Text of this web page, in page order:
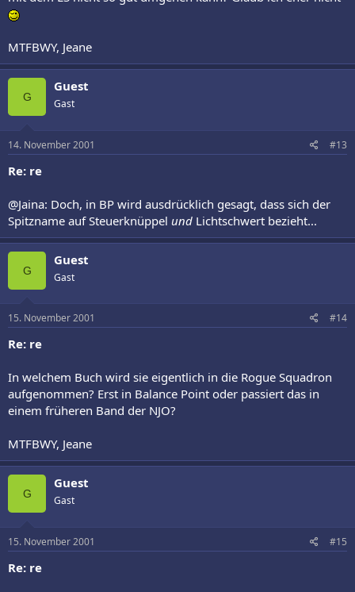
MTFBWY, Jeane
G
Guest
Gast
14. November 2001 #13
Re: re
@Jaina: Doch, in BP wird ausdrücklich gesagt, dass sich der
Spitzname auf Steuerknüppel und Lichtschwert bezieht...
G
Guest
Gast
15. November 2001 #14
Re: re
In welchem Buch wird sie eigentlich in die Rogue Squadron
aufgenommen? Erst in Balance Point oder passiert das in
einem früheren Band der NJO?
MTFBWY, Jeane
G
Guest
Gast
15. November 2001 #15
Re: re